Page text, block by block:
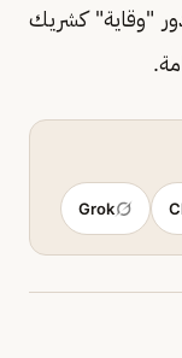
"وقاية" كشريك
Grok